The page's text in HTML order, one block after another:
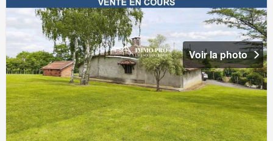
Voir la photo